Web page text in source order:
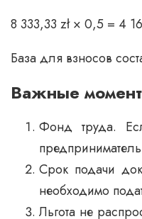
8 333,33 zł × 0,5 = 4
База для взносов
Важные
Фонд труда.
Срок подачи
необходимо
Льгота не